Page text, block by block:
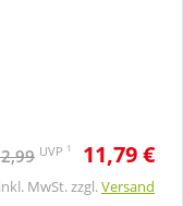
UVP 1 11,79 €
MwSt. zzgl.Versand